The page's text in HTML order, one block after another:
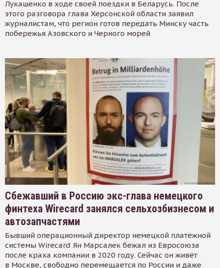
Лукашенко в ходе своей поездки в Беларусь. После
этого разговора глава Херсонской области заявил
журналистам, что регион готов передать Минску часть
побережья Азовского и Черного морей
Сбежавший в Россию экс-глава немецкого
финтеха Wirecard занялся сельхозбизнесом и
автозапчастями
Бывший операционный директор немецкой платёжной
системы Wirecard Ян Марсалек бежал из Евросоюза
после краха компании в 2020 году. Сейчас он живёт
в Москве, свободно перемещается по России и даже